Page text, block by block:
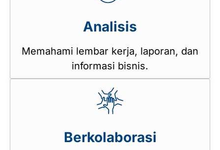
Analisis
Memahami lembar kerja, laporan, dan
informasi bisnis.
Berkolaborasi